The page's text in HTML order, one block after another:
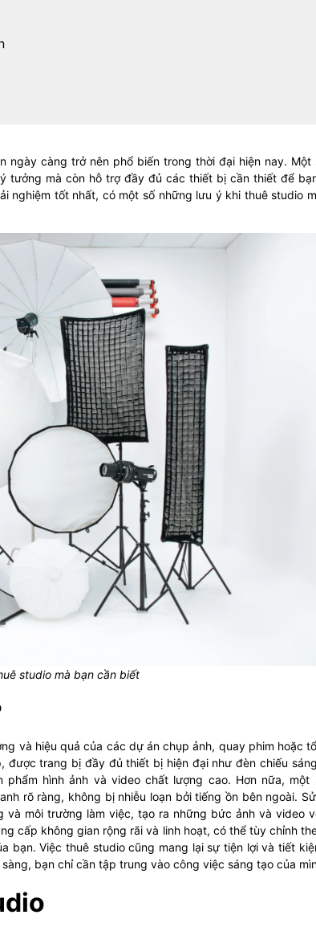
ngày càng trở nên phổ biến trong thời đại hiện nay. Một
tưởng mà còn hỗ trợ đầy đủ các thiết bị cần thiết để
nghiệm tốt nhất, có một số những lưu ý khi thuê studio
studio mà bạn cần biết
và hiệu quả của các dự án chụp ảnh, quay phim hoặc
trang bị đầy đủ thiết bị hiện đại như đèn chiếu
hình ảnh và video chất lượng cao. Hơn nữa, một
rõ ràng, không bị nhiễu loạn bởi tiếng ồn bên ngoài.
môi trường làm việc, tạo ra những bức ảnh và video
cấp không gian rộng rãi và linh hoạt, có thể tùy chỉnh
bạn. Việc thuê studio cũng mang lại sự tiện lợi và tiết
bạn chỉ cần tập trung vào công việc sáng tạo của